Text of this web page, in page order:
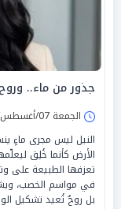
جذور من ماء..
الجمعة 07/أغسطس/2026 - 01:59 ص
النيل ليس مجرى ماءٍ
الأرض كأنما خُلِق
تعزفها الطبيعة على
في مواسم الخصب،
بل روحٌ تُعيد تشكيل